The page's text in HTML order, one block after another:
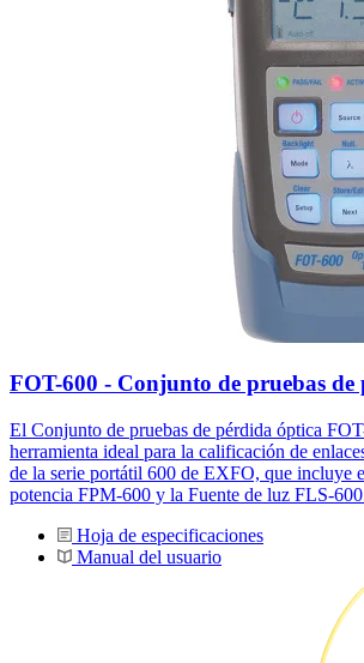
FOT-600 - Conjunto de pruebas de
El Conjunto de pruebas de pérdida óptica
herramienta ideal para la calificación de
de la serie portátil 600 de EXFO, que incluye
potencia FPM-600 y la Fuente de luz FLS-
Hoja de especificaciones
Manual del usuario